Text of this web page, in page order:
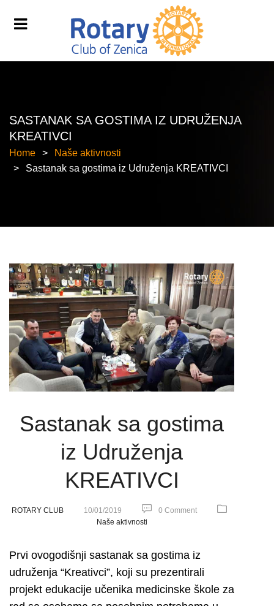
SASTANAK SA GOSTIMA IZ UDRUŽENJA
KREATIVCI
Home
Naše aktivnosti
Sastanak sa gostima iz Udruženja KREATIVCI
Sastanak sa gostima
iz Udruženja
KREATIVCI
ROTARY CLUB 10/01/2019
0 Comment
Naše aktivnosti
Prvi ovogodišnji sastanak sa gostima iz
udruženja “Kreativci”, koji su prezentirali
projekt edukacije učenika medicinske škole za